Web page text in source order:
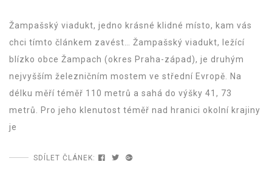
Žampašský viadukt, jedno krásné klidné místo, kam vás
chci tímto článkem zavést… Žampašský viadukt, ležící
blízko obce Žampach (okres Praha-západ), je druhým
nejvyšším železničním mostem ve střední Evropě. Na
délku měří téměř 110 metrů a sahá do výšky 41, 73
metrů. Pro jeho klenutost téměř nad hranici okolní krajiny
je
SDÍLET ČLÁNEK: